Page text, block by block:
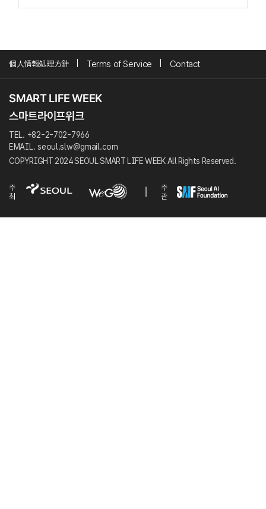
個人情報処理方針 Terms of Service Contact
TEL. +82-2-702-7966
EMAIL. seoul.slw@gmail.com
COPYRIGHT 2024 SEOUL SMART LIFE WEEK All Rights Reserved.
주
최
주
관